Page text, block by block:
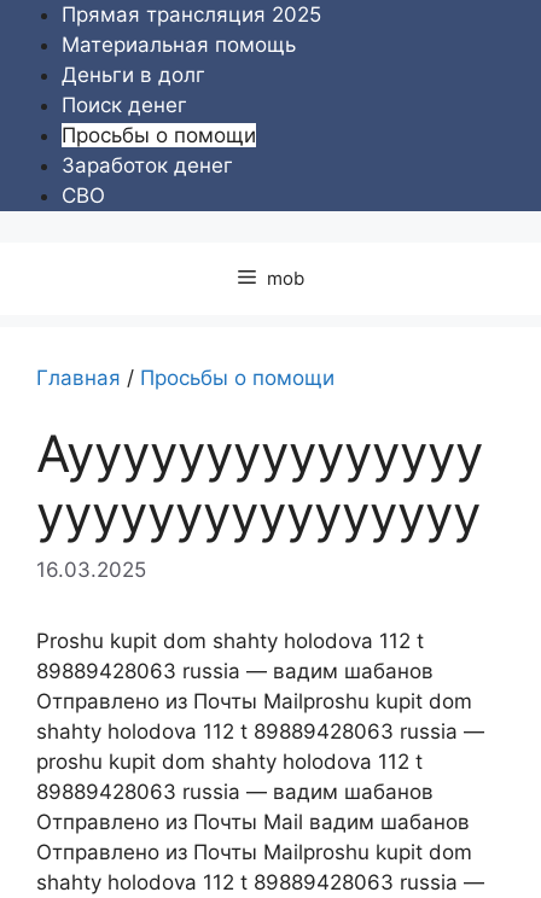
Перейти
содержимому
Прямая трансляция 2025
Материальная помощь
Деньги в долг
Поиск денег
Просьбы о помощи
Заработок денег
СВО
mob
Главная / Просьбы о помощи
Аууууууууууууууу
уууууууууууууууу
16.03.2025
Proshu kupit dom shahty holodova 112 t
89889428063 russia — вадим шабанов
Отправлено из Почты Mailproshu kupit dom
shahty holodova 112 t 89889428063 russia —
proshu kupit dom shahty holodova 112 t
89889428063 russia — вадим шабанов
Отправлено из Почты Mail вадим шабанов
Отправлено из Почты Mailproshu kupit dom
shahty holodova 112 t 89889428063 russia —